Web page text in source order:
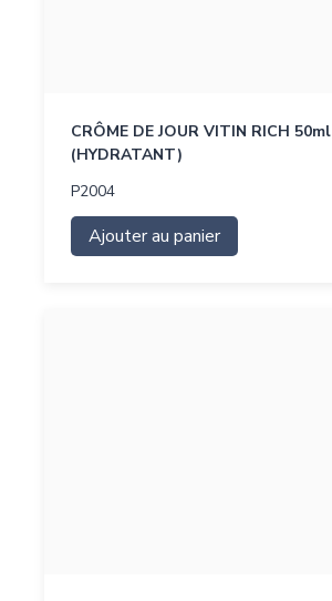
CRÔME DE JOUR VITIN RICH 50ml
(HYDRATANT)
P2004
Ajouter au panier